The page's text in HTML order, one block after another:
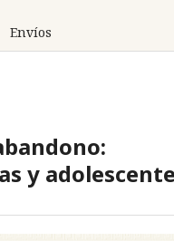
Envíos
y